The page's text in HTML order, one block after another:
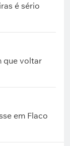
é sério
que voltar
em Flaco